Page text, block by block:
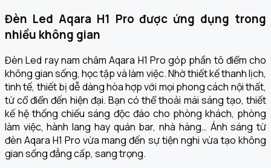
Đèn Led Aqara H1 Pro được ứng dụng trong
nhiều không gian
Đèn Led ray nam châm Aqara H1 Pro góp phần tô điểm cho
không gian sống, học tập và làm việc. Nhờ thiết kế thanh lịch,
tinh tế, thiết bị dễ dàng hòa hợp với mọi phong cách nội thất,
từ cổ điển đến hiện đại. Bạn có thể thoải mái sáng tạo, thiết
kế hệ thống chiếu sáng độc đáo cho phòng khách, phòng
làm việc, hành lang hay quán bar, nhà hàng… Ánh sáng từ
đèn Aqara H1 Pro vừa mang đến sự tiện nghi vừa tạo không
gian sống đẳng cấp, sang trọng.